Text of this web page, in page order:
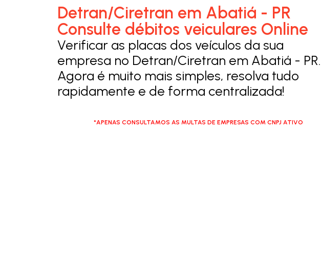
Detran/Ciretran em Abatiá - PR
Consulte débitos veiculares Online
Verificar as placas dos veículos da sua
empresa no Detran/Ciretran em Abatiá - PR.
Agora é muito mais simples, resolva tudo
rapidamente e de forma centralizada!
*APENAS CONSULTAMOS AS MULTAS DE EMPRESAS COM CNPJ ATIVO